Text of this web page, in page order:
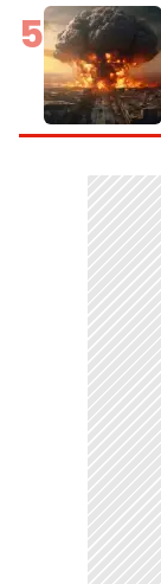
5